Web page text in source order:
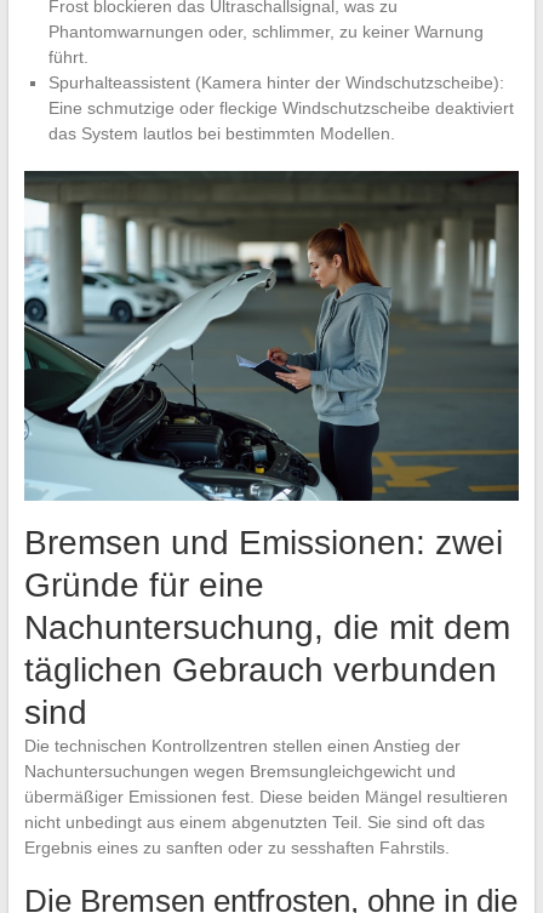
Frost blockieren das Ultraschallsignal, was zu
Phantomwarnungen oder, schlimmer, zu keiner Warnung
führt.
Spurhalteassistent (Kamera hinter der Windschutzscheibe):
Eine schmutzige oder fleckige Windschutzscheibe deaktiviert
das System lautlos bei bestimmten Modellen.
Bremsen und Emissionen: zwei
Gründe für eine
Nachuntersuchung, die mit dem
täglichen Gebrauch verbunden
sind
Die technischen Kontrollzentren stellen einen Anstieg der
Nachuntersuchungen wegen Bremsungleichgewicht und
übermäßiger Emissionen fest. Diese beiden Mängel resultieren
nicht unbedingt aus einem abgenutzten Teil. Sie sind oft das
Ergebnis eines zu sanften oder zu sesshaften Fahrstils.
Die Bremsen entfrosten, ohne in die